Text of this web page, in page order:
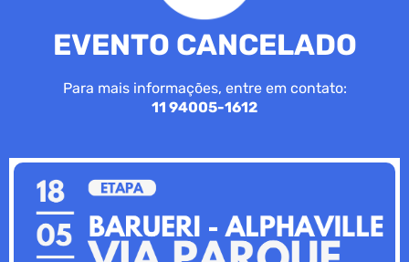
EVENTO CANCELADO
Para mais informações, entre em contato:
11 94005-1612